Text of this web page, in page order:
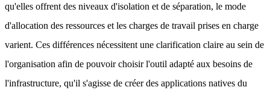
qu'elles offrent des niveaux d'isolation et de séparation, le mode
d'allocation des ressources et les charges de travail prises en charge
varient. Ces différences nécessitent une clarification claire au sein de
l'organisation afin de pouvoir choisir l'outil adapté aux besoins de
l'infrastructure, qu'il s'agisse de créer des applications natives du